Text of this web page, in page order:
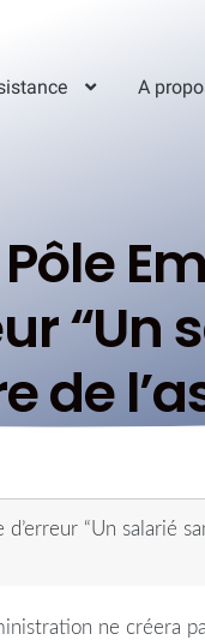
A
de
“Un salarié
ne créera